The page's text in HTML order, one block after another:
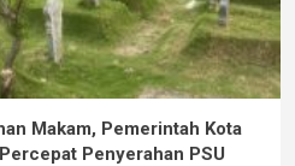
Makam, Pemerintah Kota
Penyerahan PSU